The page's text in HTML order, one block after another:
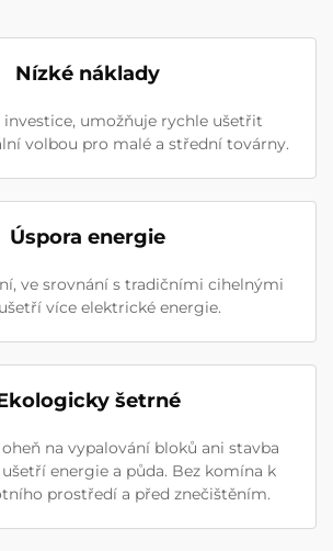
Nízké náklady
investice, umožňuje rychle ušetřit
volbou pro malé a střední továrny.
Úspora energie
ve srovnání s tradičními cihelnými
více elektrické energie.
šetrné
na vypalování bloků ani stavba
energie a půda. Bez komína k
prostředí a před znečištěním.